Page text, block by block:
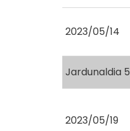
2023/05/14
Jardunaldia 5
2023/05/19